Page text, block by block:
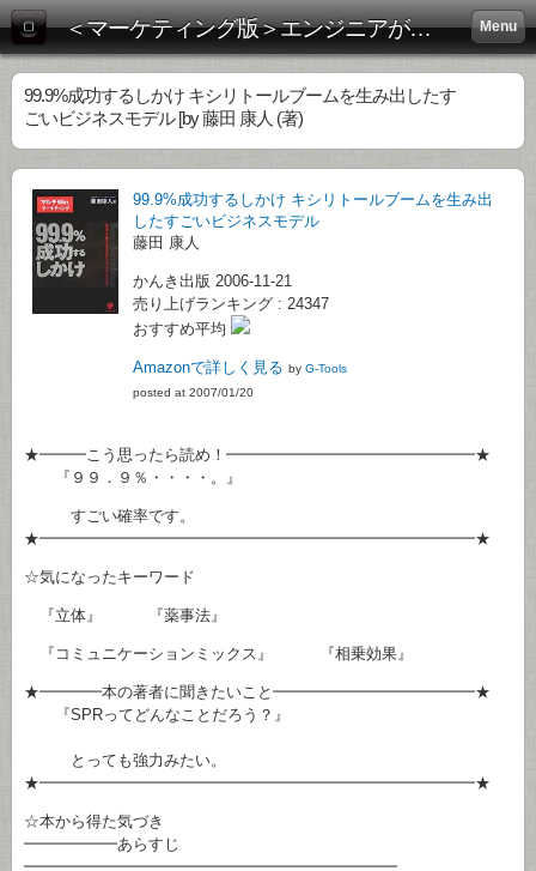
＜マーケティング版＞エンジニアがビジネス書を斬る！: Menu
99.9%成功するしかけ キシリトールブームを生み出したす
ごいビジネスモデル [by 藤田 康人 (著)
99.9%成功するしかけ キシリトールブームを生み出
したすごいビジネスモデル
藤田 康人
かんき出版 2006-11-21
売り上げランキング : 24347
おすすめ平均
Amazonで詳しく見る by G-Tools
posted at 2007/01/20
★━━━こう思ったら読め！━━━━━━━━━━━━━━━━★
『９９．９％・・・・。』
すごい確率です。
★━━━━━━━━━━━━━━━━━━━━━━━━━━━━★
☆気になったキーワード
『立体』 『薬事法』
『コミュニケーションミックス』 『相乗効果』
★━━━━本の著者に聞きたいこと━━━━━━━━━━━━━★
『SPRってどんなことだろう？』
とっても強力みたい。
★━━━━━━━━━━━━━━━━━━━━━━━━━━━━★
☆本から得た気づき
━━━━━━あらすじ
━━━━━━━━━━━━━━━━━━━━━━━━